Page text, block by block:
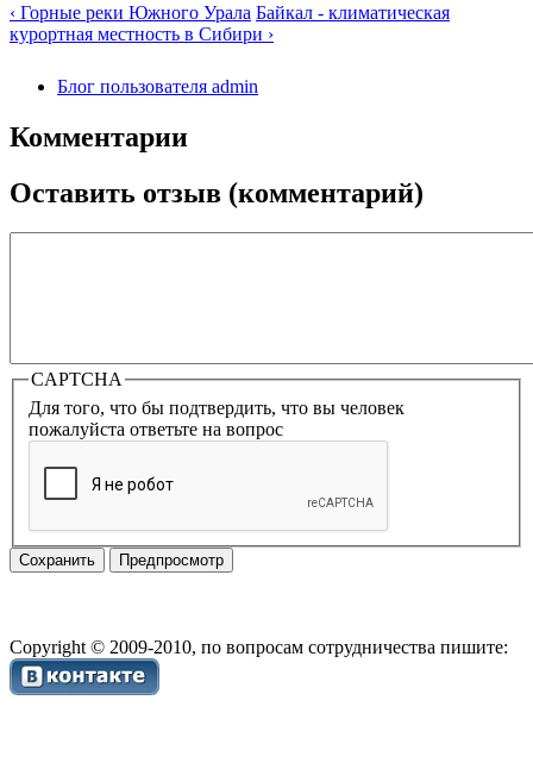
‹ Горные реки Южного Урала Байкал - климатическая
курортная местность в Сибири ›
Блог пользователя admin
Комментарии
Оставить отзыв (комментарий)
CAPTCHA
Для того, что бы подтвердить, что вы человек
пожалуйста ответьте на вопрос
Copyright © 2009-2010, по вопросам сотрудничества пишите: